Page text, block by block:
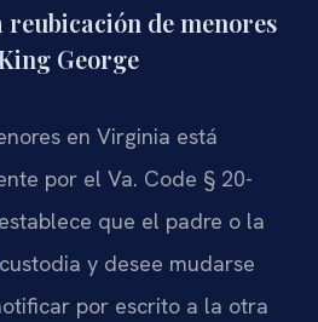
de menores
George
en Virginia está
por el Va. Code § 20-
que el padre o la
y desee mudarse
por escrito a la otra